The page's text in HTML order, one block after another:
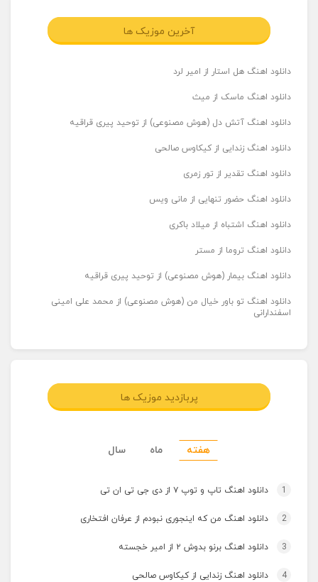
آخرین موزیک ها
دانلود اهنگ هل استار از امیر لرد
دانلود اهنگ ماسک از میث
دانلود اهنگ آتش دل (هوش مصنوعی) از توحید پیری قراقیه
دانلود اهنگ زندایی از کیکاوس صالحی
دانلود اهنگ تقدیر از تور زمری
دانلود اهنگ حضور تنهایی از مانی ویس
دانلود اهنگ اشتباه از میلاد باکری
دانلود اهنگ تروما از مستر
دانلود اهنگ بیمار (هوش مصنوعی) از توحید پیری قراقیه
دانلود اهنگ تو باور خیال من (هوش مصنوعی) از محمد علی امینی
اسفندارانی
پربازدید موزیک ها
هفته ماه سال
1 دانلود اهنگ تاپ و توپ ۷ از دی جی تی ان تی
2 دانلود اهنگ من که اینجوری نبودم از عرفان افتخاری
3 دانلود اهنگ برنو بدوش ۲ از امیر خجسته
4 دانلود اهنگ زندایی از کیکاوس صالحی